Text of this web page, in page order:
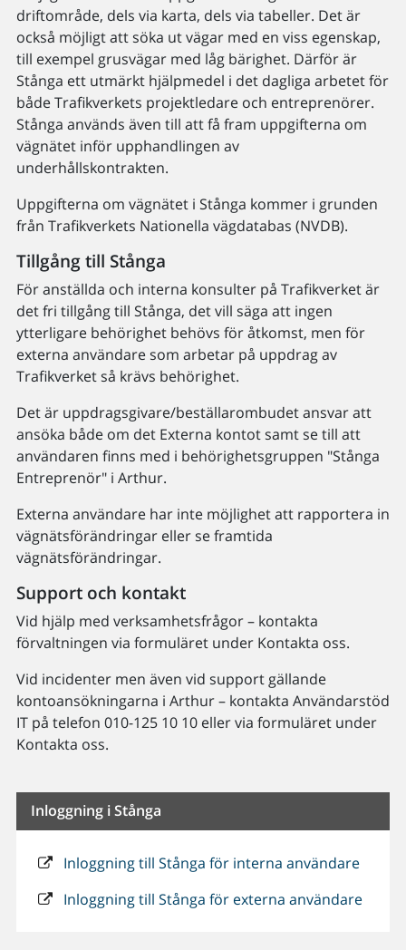
driftområde, dels via karta, dels via tabeller. Det är
också möjligt att söka ut vägar med en viss egenskap,
till exempel grusvägar med låg bärighet. Därför är
Stånga ett utmärkt hjälpmedel i det dagliga arbetet för
både Trafikverkets projektledare och entreprenörer.
Stånga används även till att få fram uppgifterna om
vägnätet inför upphandlingen av
underhållskontrakten.
Uppgifterna om vägnätet i Stånga kommer i grunden
från Trafikverkets Nationella vägdatabas (NVDB).
Tillgång till Stånga
För anställda och interna konsulter på Trafikverket är
det fri tillgång till Stånga, det vill säga att ingen
ytterligare behörighet behövs för åtkomst, men för
externa användare som arbetar på uppdrag av
Trafikverket så krävs behörighet.
Det är uppdragsgivare/beställarombudet ansvar att
ansöka både om det Externa kontot samt se till att
användaren finns med i behörighetsgruppen "Stånga
Entreprenör" i Arthur.
Externa användare har inte möjlighet att rapportera in
vägnätsförändringar eller se framtida
vägnätsförändringar.
Support och kontakt
Vid hjälp med verksamhetsfrågor – kontakta
förvaltningen via formuläret under Kontakta oss.
Vid incidenter men även vid support gällande
kontoansökningarna i Arthur – kontakta Användarstöd
IT på telefon 010-125 10 10 eller via formuläret under
Kontakta oss.
Inloggning i Stånga
Inloggning till Stånga för interna användare
Inloggning till Stånga för externa användare